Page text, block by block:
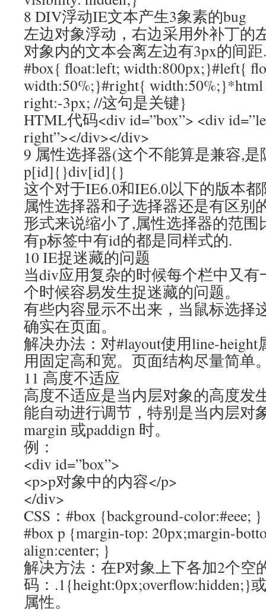
8 DIV浮动IE文本产生3象素的bug
左边对象浮动，右边采用外补丁的
对象内的文本会离左边有3px的间距.
#box{ float:left; width:800px;}#left{
width:50%;}#right{
right:-3px; //这句是关键}
HTML代码<div id=”box”> <div
right”></div></div>
9 属性选择器(这个不能算是兼容,
p[id]{}div[id]{}
这个对于IE6.0和IE6.0以下的版本都
属性选择器和子选择器还是有区别
形式来说缩小了,属性选择器的范围
有p标签中有id的都是同样式的.
10 IE捉迷藏的问题
当div应用复杂的时候每个栏中又
个时候容易发生捉迷藏的问题。
有些内容显示不出来，当鼠标选择
确实在页面。
解决办法：对#layout使用line-height
用固定高和宽。页面结构尽量简单
11 高度不适应
高度不适应是当内层对象的高度发
能自动进行调节，特别是当内层对
margin 或paddign 时。
例：
<div id=”box”>
<p>p对象中的内容</p>
</div>
CSS：#box {background-color:#eee;
#box p {margin-top: 20px;margin-
align:center; }
解决方法：在P对象上下各加2个空
码：.1{height:0px;overflow:hidden;}
属性。